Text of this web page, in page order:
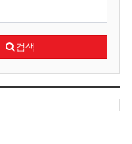
검색